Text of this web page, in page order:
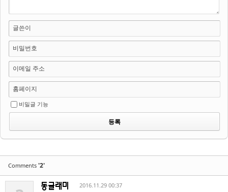
글쓴이
비밀번호
이메일 주소
홈페이지
비밀글 기능
Comments '2'
2016.11.29 00:37